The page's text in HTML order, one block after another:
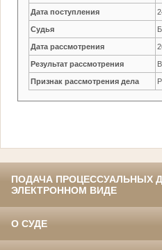
Дата поступления
Судья
Дата рассмотрения
Результат рассмотрения
Признак рассмотрения дела
ПОДАЧА ПРОЦЕССУАЛЬНЫХ
ЭЛЕКТРОННОМ ВИДЕ
О СУДЕ